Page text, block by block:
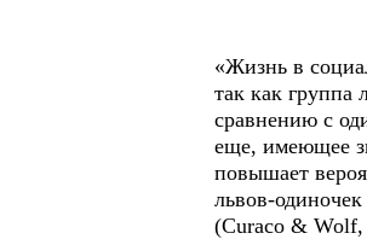
«Жизнь в
так как
сравнению с
еще, имеющее
повышает
львов-
(Curaco & Wolf,